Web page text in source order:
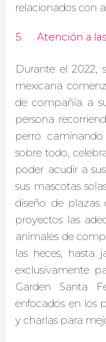
relacionados con
5. Atención a
Durante el 2022,
mexicana
de compañía a
persona
perro
sobre todo,
poder acudir a
sus mascotas
diseño de plazas
proyectos las
animales de
las heces, hasta
exclusivamente
Garden Santa
enfocados en los
y charlas para